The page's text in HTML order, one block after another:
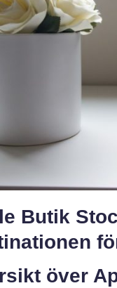
Butik
över